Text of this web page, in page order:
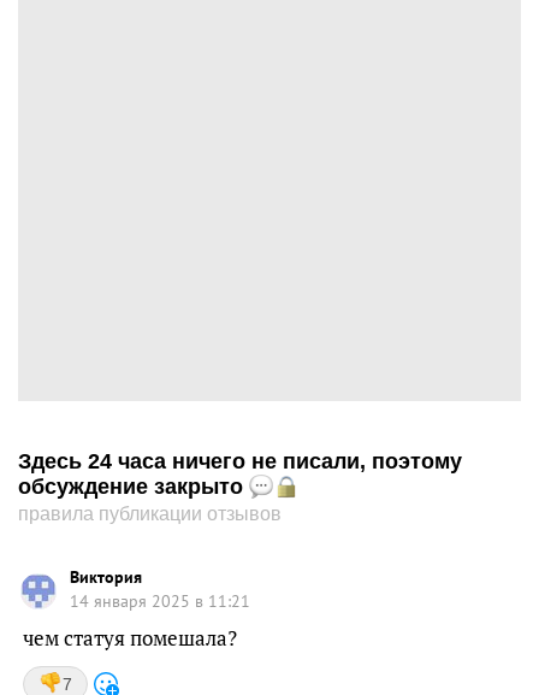
Здесь 24 часа ничего не писали, поэтому
обсуждение закрыто
правила публикации отзывов
Виктория
14 января 2025 в 11:21
чем статуя помешала?
7